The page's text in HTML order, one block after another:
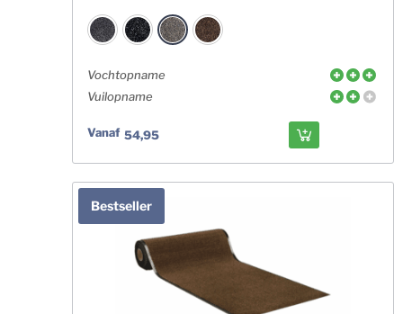
Vochtopname
Vuilopname
Vanaf 54,95
Bestseller